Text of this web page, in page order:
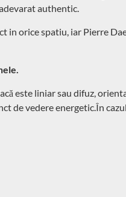
authentic.
in orice spatiu, iar Pierre
este liniar sau difuz,
vedere energetic.În